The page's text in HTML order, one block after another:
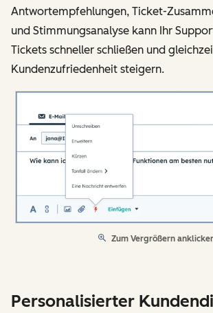
Antwortempfehlungen, Ticket-
und Stimmungsanalyse kann Ihr
Tickets schneller schließen und
Kundenzufriedenheit steigern.
Zum Vergrößern
Personalisierter